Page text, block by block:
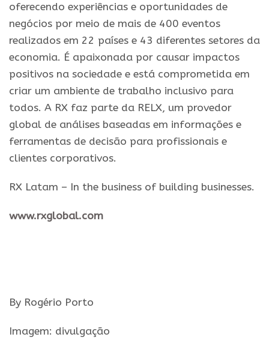
oferecendo experiências e oportunidades de
negócios por meio de mais de 400 eventos
realizados em 22 países e 43 diferentes setores da
economia. É apaixonada por causar impactos
positivos na sociedade e está comprometida em
criar um ambiente de trabalho inclusivo para
todos. A RX faz parte da RELX, um provedor
global de análises baseadas em informações e
ferramentas de decisão para profissionais e
clientes corporativos.
RX Latam – In the business of building businesses.
www.rxglobal.com
By Rogério Porto
Imagem: divulgação